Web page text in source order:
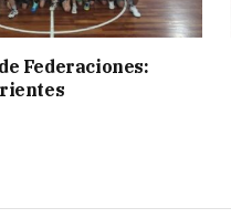
Federaciones: